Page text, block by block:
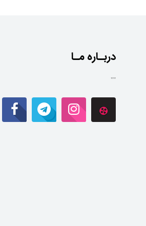
دربـاره مـا
""